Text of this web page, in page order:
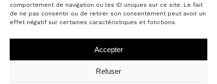
comportement de navigation ou les ID uniques sur ce site. Le fait
de ne pas consentir ou de retirer son consentement peut avoir un
effet négatif sur certaines caractéristiques et fonctions.
Accepter
Refuser
04 67 06 81 00
04 67 06 81 09